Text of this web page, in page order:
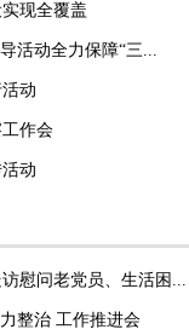
现全覆盖
活动全力保障“三...
动
作会
动
慰问老党员、生活困...
整治 工作推进会